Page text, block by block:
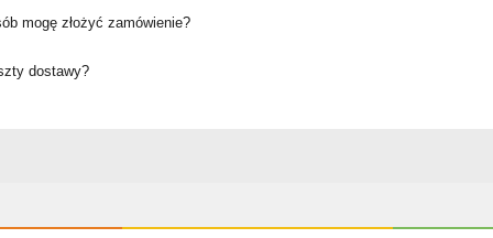
mogę złożyć zamówienie?
dostawy?